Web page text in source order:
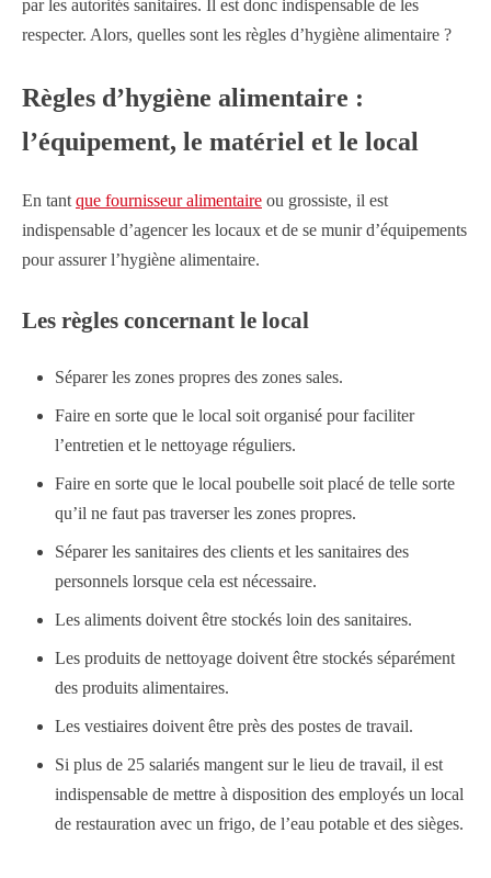
par les autorités sanitaires. Il est donc indispensable de les
respecter. Alors, quelles sont les règles d’hygiène alimentaire ?
Règles d’hygiène alimentaire :
l’équipement, le matériel et le local
En tant que fournisseur alimentaire ou grossiste, il est
indispensable d’agencer les locaux et de se munir d’équipements
pour assurer l’hygiène alimentaire.
Les règles concernant le local
Séparer les zones propres des zones sales.
Faire en sorte que le local soit organisé pour faciliter
l’entretien et le nettoyage réguliers.
Faire en sorte que le local poubelle soit placé de telle sorte
qu’il ne faut pas traverser les zones propres.
Séparer les sanitaires des clients et les sanitaires des
personnels lorsque cela est nécessaire.
Les aliments doivent être stockés loin des sanitaires.
Les produits de nettoyage doivent être stockés séparément
des produits alimentaires.
Les vestiaires doivent être près des postes de travail.
Si plus de 25 salariés mangent sur le lieu de travail, il est
indispensable de mettre à disposition des employés un local
de restauration avec un frigo, de l’eau potable et des sièges.